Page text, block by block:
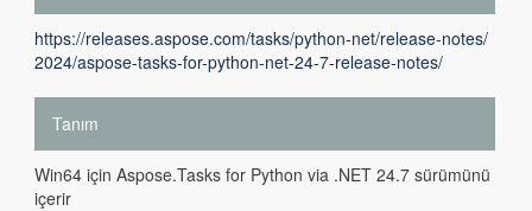
https://releases.aspose.com/tasks/python-net/release-notes/
2024/aspose-tasks-for-python-net-24-7-release-notes/
Tanım
Win64 için Aspose.Tasks for Python via .NET 24.7 sürümünü
içerir